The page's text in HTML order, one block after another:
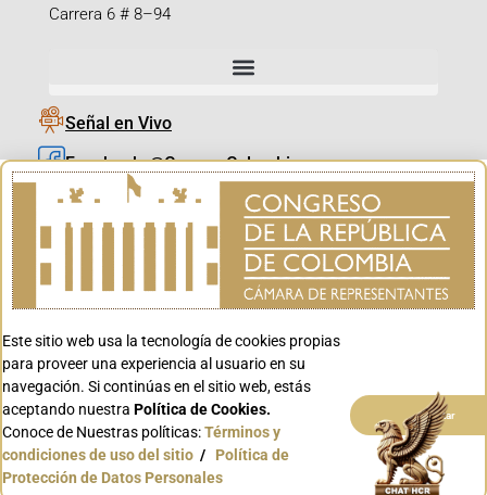
Carrera 6 # 8–94
Señal en Vivo
Facebook_@CamaraColombia
Instagram_@CamaraColombia
X_@CamaraColombia
Youtube_@CamaraColombia
Youtube_@CanalCongreso
Conoce GOV.CO
Este sitio web usa la tecnología de cookies propias
para proveer una experiencia al usuario en su
navegación. Si continúas en el sitio web, estás
aceptando nuestra Política de Cookies.
Conoce de Nuestras políticas:Términos y
condiciones de uso del sitio / Política de
Protección de Datos Personales
Aceptar